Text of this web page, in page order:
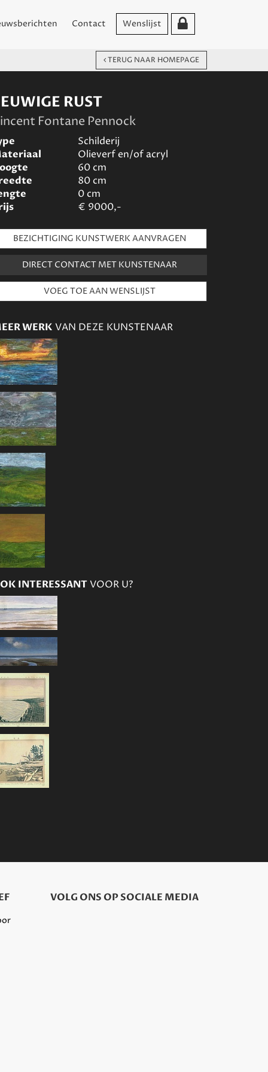
Contact Wenslijst
TERUG NAAR HOMEPAGE
RUST
Fontane Pennock
Schilderij
Olieverf en/of acryl
60cm
80cm
0cm
€ 9000,-
BEZICHTIGING KUNSTWERK AANVRAGEN
DIRECT CONTACT MET KUNSTENAAR
WERK VAN DEZE KUNSTENAAR
INTERESSANTVOOR U?
VOLG ONS OP SOCIALE MEDIA